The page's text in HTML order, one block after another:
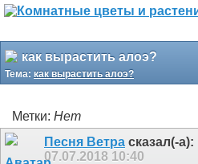
как вырастить алоэ?
Тема: как вырастить алоэ?
Метки: Нет
Песня Ветра сказал(-а):
07.07.2018 10:40